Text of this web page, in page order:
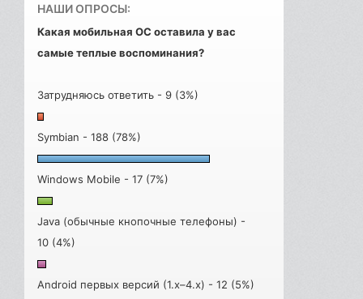
НАШИ ОПРОСЫ:
Какая мобильная ОС оставила у вас
самые теплые воспоминания?
Затрудняюсь ответить - 9 (3%)
Symbian - 188 (78%)
Windows Mobile - 17 (7%)
Java (обычные кнопочные телефоны) -
10 (4%)
Android первых версий (1.x–4.x) - 12 (5%)